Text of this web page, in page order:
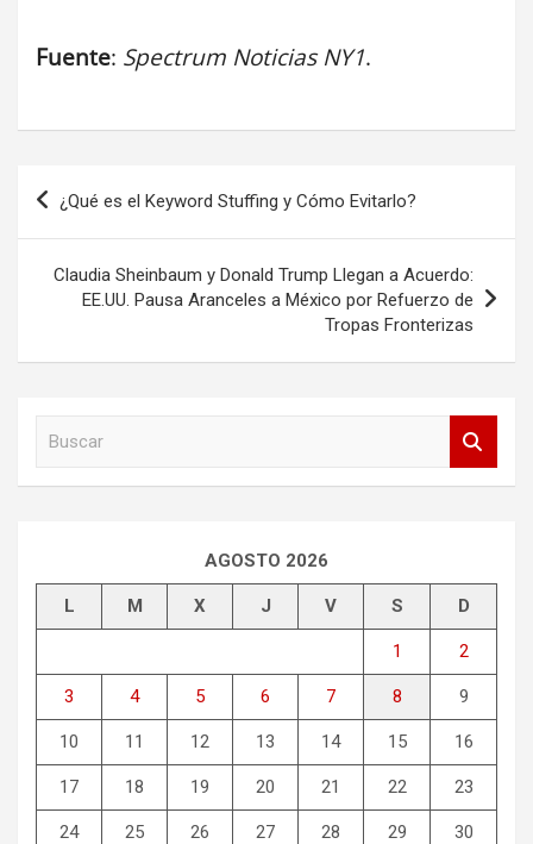
Fuente: Spectrum Noticias NY1.
Navegación
de
entradas
¿Qué es el Keyword Stuffing y Cómo Evitarlo?
Claudia Sheinbaum y Donald Trump Llegan a Acuerdo:
EE.UU. Pausa Aranceles a México por Refuerzo de
Tropas Fronterizas
AGOSTO 2026
L M X J V S D
1 2
3 4 5 6 7 8 9
10 11 12 13 14 15 16
17 18 19 20 21 22 23
24 25 26 27 28 29 30